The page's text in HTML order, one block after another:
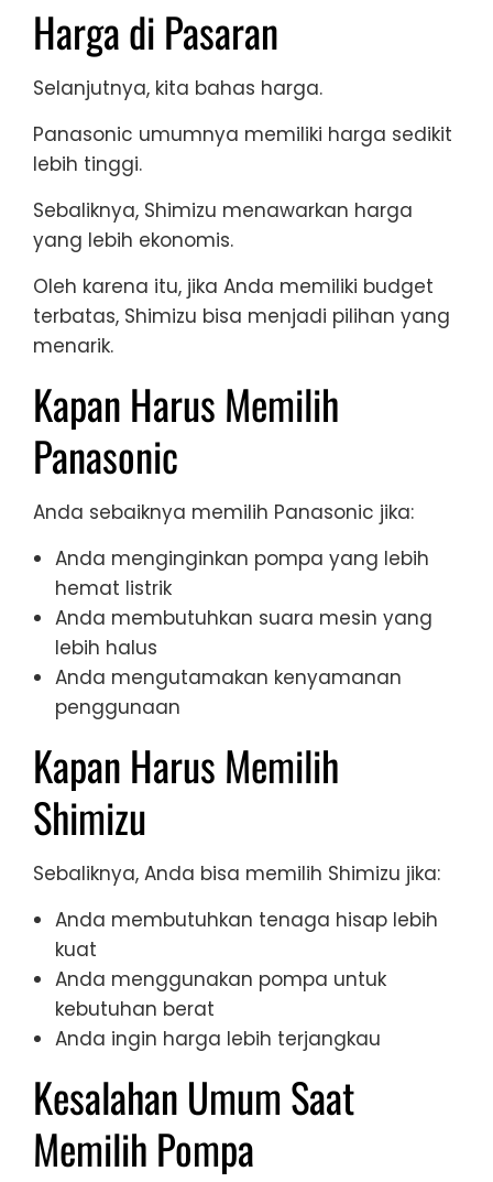
Harga di Pasaran
Selanjutnya, kita bahas harga.
Panasonic umumnya memiliki harga sedikit
lebih tinggi.
Sebaliknya, Shimizu menawarkan harga
yang lebih ekonomis.
Oleh karena itu, jika Anda memiliki budget
terbatas, Shimizu bisa menjadi pilihan yang
menarik.
Kapan Harus Memilih
Panasonic
Anda sebaiknya memilih Panasonic jika:
Anda menginginkan pompa yang lebih
hemat listrik
Anda membutuhkan suara mesin yang
lebih halus
Anda mengutamakan kenyamanan
penggunaan
Kapan Harus Memilih
Shimizu
Sebaliknya, Anda bisa memilih Shimizu jika:
Anda membutuhkan tenaga hisap lebih
kuat
Anda menggunakan pompa untuk
kebutuhan berat
Anda ingin harga lebih terjangkau
Kesalahan Umum Saat
Memilih Pompa